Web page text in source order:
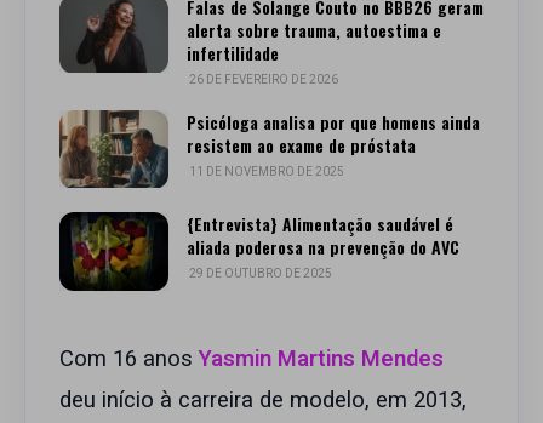
Falas de Solange Couto no BBB26 geram
alerta sobre trauma, autoestima e
infertilidade
26 DE FEVEREIRO DE 2026
Psicóloga analisa por que homens ainda
resistem ao exame de próstata
11 DE NOVEMBRO DE 2025
{Entrevista} Alimentação saudável é
aliada poderosa na prevenção do AVC
29 DE OUTUBRO DE 2025
Com 16 anos Yasmin Martins Mendes
deu início à carreira de modelo, em 2013,